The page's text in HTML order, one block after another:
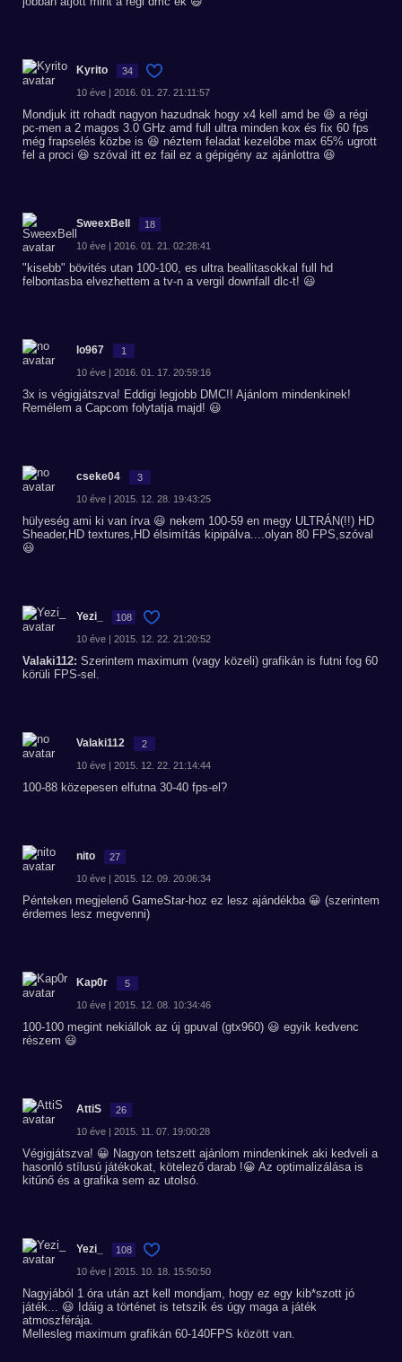
Kyrito 34
10 éve | 2016. 01. 27. 21:11:57
Mondjuk itt rohadt nagyon hazudnak hogy x4 kell amd be 😆 a régi
pc-men a 2 magos 3.0 GHz amd full ultra minden kox és fix 60 fps
még frapselés közbe is 😆 néztem feladat kezelőbe max 65% ugrott
fel a proci 😆 szóval itt ez fail ez a gépigény az ajánlottra 😆
SweexBell 18
10 éve | 2016. 01. 21. 02:28:41
"kisebb" bövités utan 100-100, es ultra beallitasokkal full hd
felbontasba elvezhettem a tv-n a vergil downfall dlc-t! 😃
lo967 1
10 éve | 2016. 01. 17. 20:59:16
3x is végigjátszva! Eddigi legjobb DMC!! Ajánlom mindenkinek!
Remélem a Capcom folytatja majd! 😃
cseke04 3
10 éve | 2015. 12. 28. 19:43:25
hülyeség ami ki van írva 😃 nekem 100-59 en megy ULTRÁN(!!) HD
Sheader,HD textures,HD élsimítás kipipálva....olyan 80 FPS,szóval
😃
Yezi_ 108
10 éve | 2015. 12. 22. 21:20:52
Valaki112: Szerintem maximum (vagy közeli) grafikán is futni fog 60
körüli FPS-sel.
Valaki112 2
10 éve | 2015. 12. 22. 21:14:44
100-88 közepesen elfutna 30-40 fps-el?
nito 27
10 éve | 2015. 12. 09. 20:06:34
Pénteken megjelenő GameStar-hoz ez lesz ajándékba 😀 (szerintem
érdemes lesz megvenni)
Kap0r 5
10 éve | 2015. 12. 08. 10:34:46
100-100 megint nekiállok az új gpuval (gtx960) 😃 egyik kedvenc
részem 😃
AttiS 26
10 éve | 2015. 11. 07. 19:00:28
Végigjátszva! 😀 Nagyon tetszett ajánlom mindenkinek aki kedveli a
hasonló stílusú játékokat, kötelező darab !😀 Az optimalizálása is
kitűnő és a grafika sem az utolsó.
Yezi_ 108
10 éve | 2015. 10. 18. 15:50:50
Nagyjából 1 óra után azt kell mondjam, hogy ez egy kib*szott jó
játék... 😃 Idáig a történet is tetszik és úgy maga a játék
atmoszférája.
Mellesleg maximum grafikán 60-140FPS között van.